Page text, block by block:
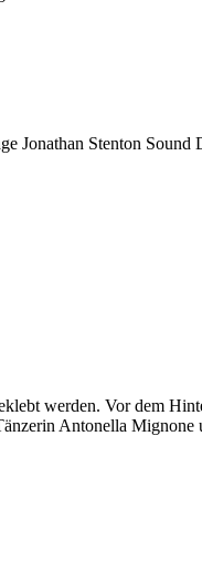
Jonathan Stenton Sound
werden. Vor dem
Antonella Mignone